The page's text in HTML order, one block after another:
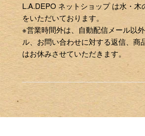
L.A.DEPO ネットショップ は水・木
をいただいております。
※営業時間外は、自動配信メール以
ル、お問い合わせに対する返信、商
はお休みさせていただきます。